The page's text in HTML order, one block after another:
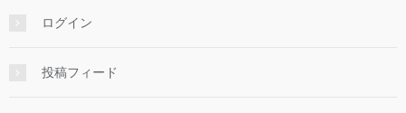
ログイン
投稿フィード